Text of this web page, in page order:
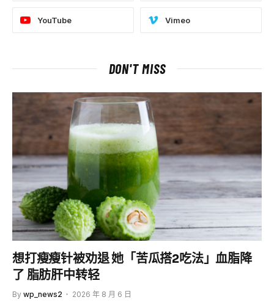
YouTube Vimeo
DON'T MISS
想打瘦瘦针被劝退 她「苦瓜搭2吃法」血脂降
了 脂肪肝中转轻
By wp_news2 2026 年 8 月 6 日